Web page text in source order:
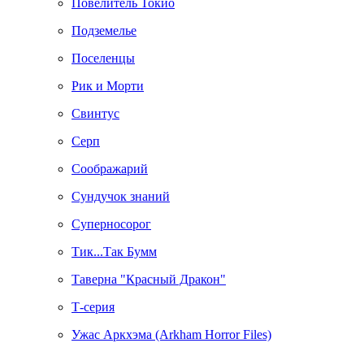
Подземелье
Поселенцы
Рик и Морти
Свинтус
Серп
Соображарий
Сундучок знаний
Суперносорог
Тик...Так Бумм
Таверна "Красный Дракон"
Т-серия
Ужас Аркхэма (Arkham Horror Files)